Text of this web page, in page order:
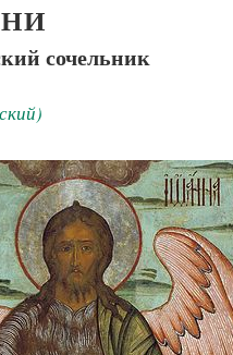
сочельник